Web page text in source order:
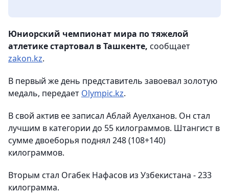
Юниорский чемпионат мира по тяжелой
атлетике стартовал в Ташкенте, сообщает
zakon.kz.
В первый же день представитель завоевал золотую
медаль, передает Olympic.kz.
В свой актив ее записал Аблай Ауелханов. Он стал
лучшим в категории до 55 килограммов. Штангист в
сумме двоеборья поднял 248 (108+140)
килограммов.
Вторым стал Огабек Нафасов из Узбекистана - 233
килограмма.